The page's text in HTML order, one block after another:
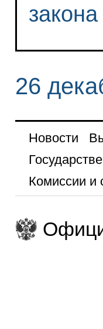
26
Новости
Комиссии и